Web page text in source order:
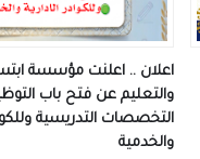
اعلان .. اعلنت مؤسسة
والتعليم عن فتح باب
التخصصات التدريسية
والخدمية